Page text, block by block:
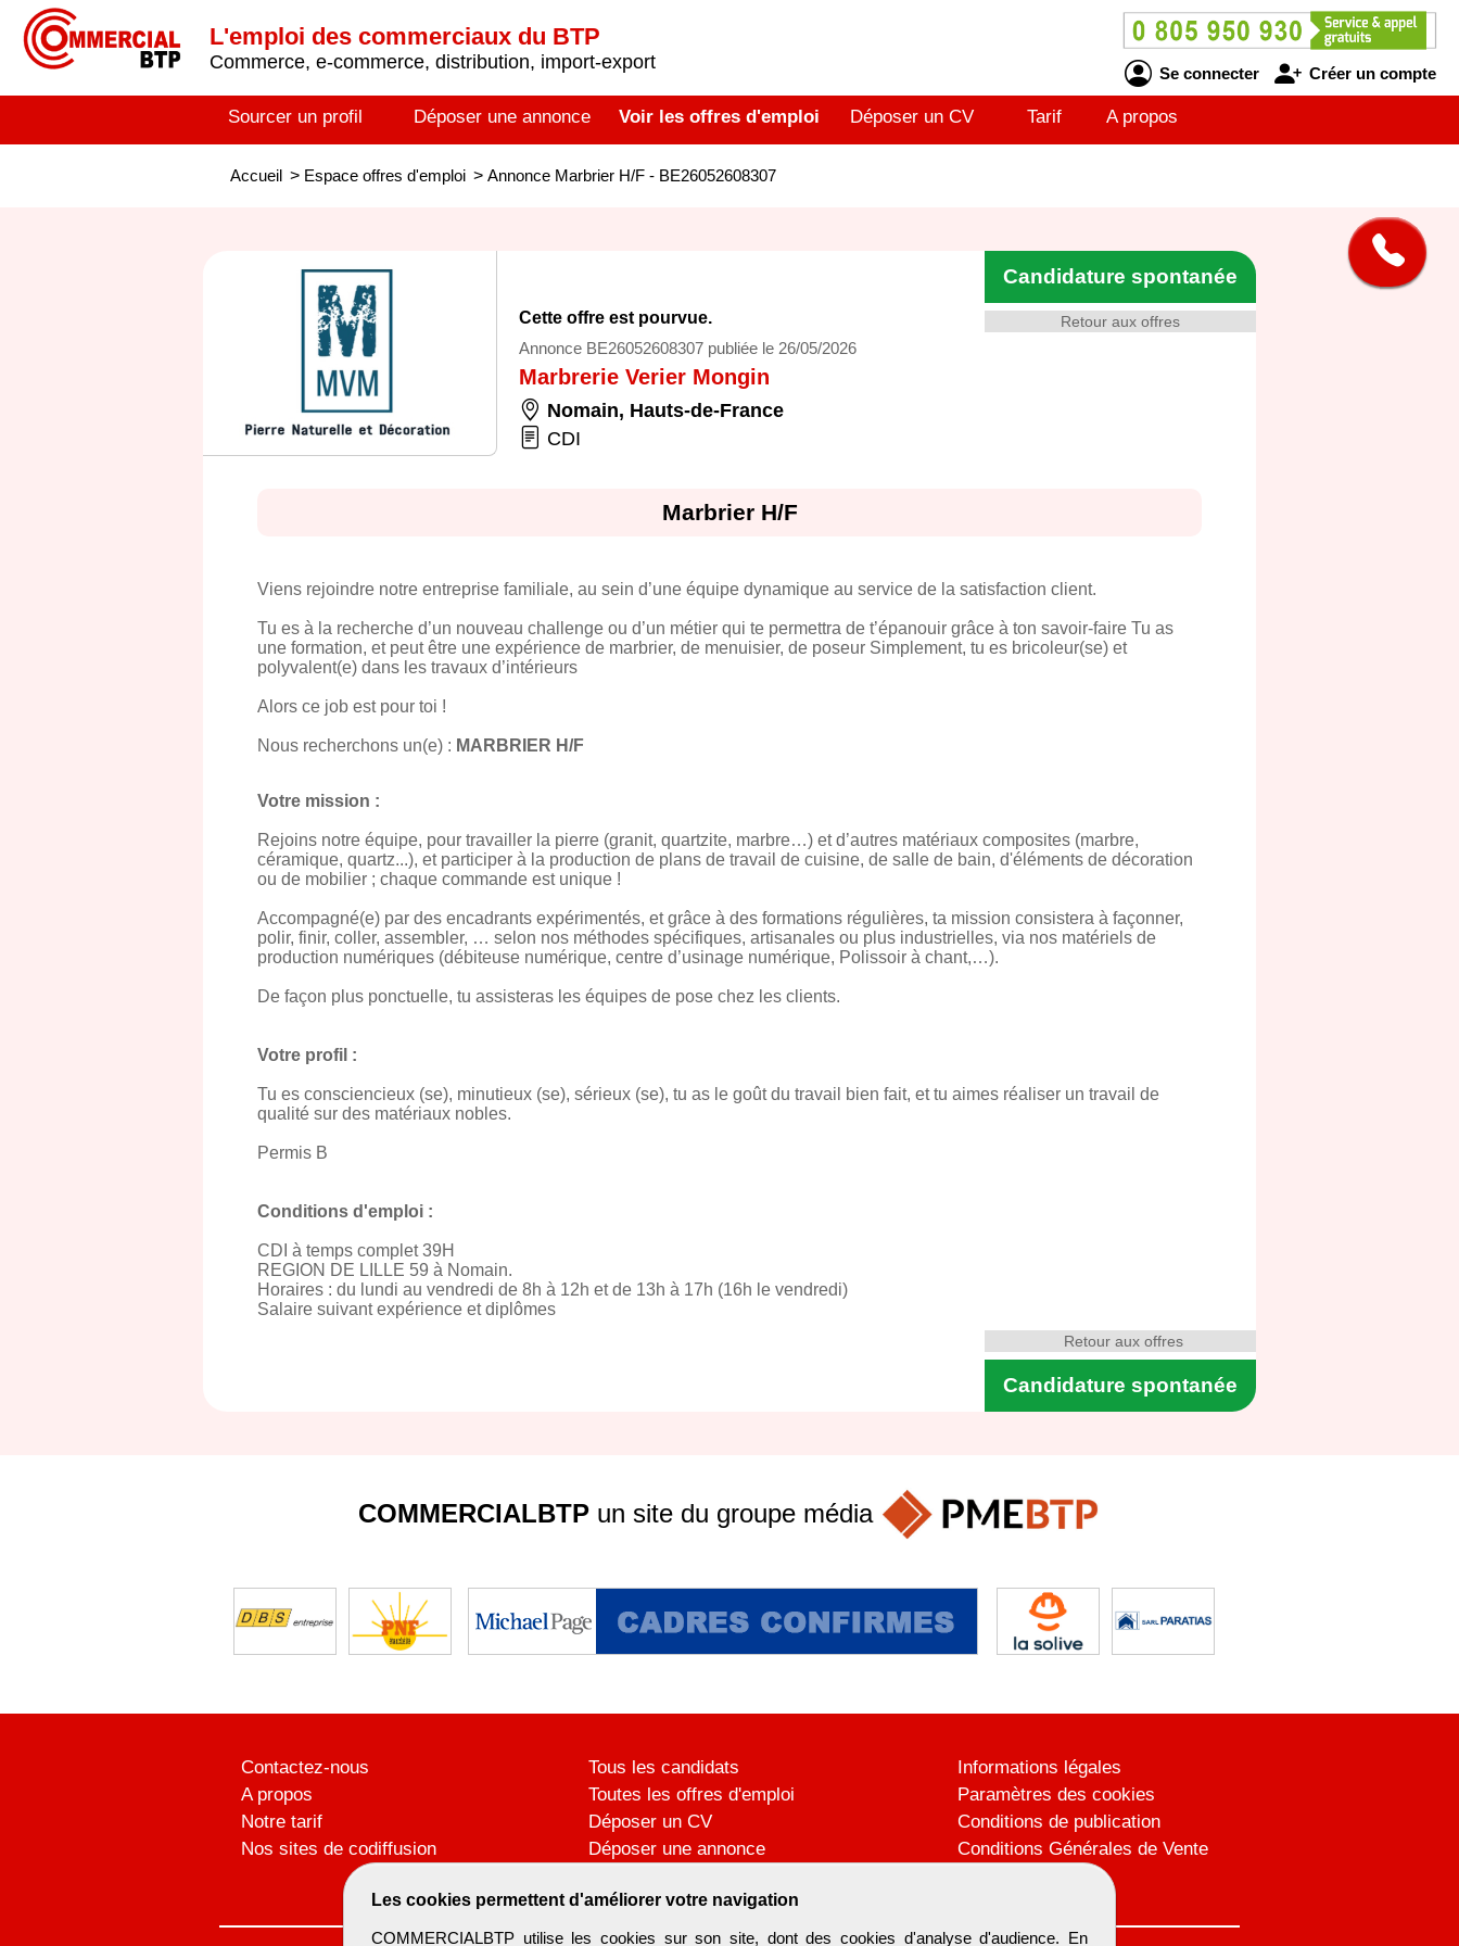
L'emploi des commerciaux du BTP
Commerce, e-commerce, distribution, import-export
Se connecter Créer un compte
Sourcer un profil Déposer une annonce Voir les offres d'emploi Déposer un CV Tarif A propos
Accueil > Espace offres d'emploi > Annonce Marbrier H/F - BE26052608307
Retour aux offres
Candidature spontanée
Cette offre est pourvue.
Annonce BE26052608307 publiée le 26/05/2026
Marbrerie Verier Mongin
Nomain, Hauts-de-France
CDI
Marbrier H/F
Viens rejoindre notre entreprise familiale, au sein d’une équipe dynamique au service de la satisfaction client.
Tu es à la recherche d’un nouveau challenge ou d’un métier qui te permettra de t’épanouir grâce à ton savoir-faire Tu as
une formation, et peut être une expérience de marbrier, de menuisier, de poseur Simplement, tu es bricoleur(se) et
polyvalent(e) dans les travaux d’intérieurs
Alors ce job est pour toi !
Nous recherchons un(e) : MARBRIER H/F
Votre mission :
Rejoins notre équipe, pour travailler la pierre (granit, quartzite, marbre…) et d’autres matériaux composites (marbre,
céramique, quartz...), et participer à la production de plans de travail de cuisine, de salle de bain, d'éléments de décoration
ou de mobilier ; chaque commande est unique !
Accompagné(e) par des encadrants expérimentés, et grâce à des formations régulières, ta mission consistera à façonner,
polir, finir, coller, assembler, … selon nos méthodes spécifiques, artisanales ou plus industrielles, via nos matériels de
production numériques (débiteuse numérique, centre d’usinage numérique, Polissoir à chant,…).
De façon plus ponctuelle, tu assisteras les équipes de pose chez les clients.
Votre profil :
Tu es consciencieux (se), minutieux (se), sérieux (se), tu as le goût du travail bien fait, et tu aimes réaliser un travail de
qualité sur des matériaux nobles.
Permis B
Conditions d'emploi :
CDI à temps complet 39H
REGION DE LILLE 59 à Nomain.
Horaires : du lundi au vendredi de 8h à 12h et de 13h à 17h (16h le vendredi)
Salaire suivant expérience et diplômes
Candidature spontanée
Retour aux offres
Les cookies permettent d'améliorer votre navigation
COMMERCIALBTP utilise les cookies sur son site, dont des cookies d'analyse d'audience. En
COMMERCIALBTP un site du groupe média
Contactez-nous
A propos
Notre tarif
Nos sites de codiffusion
Tous les candidats
Toutes les offres d'emploi
Déposer un CV
Déposer une annonce
Informations légales
Paramètres des cookies
Conditions de publication
Conditions Générales de Vente